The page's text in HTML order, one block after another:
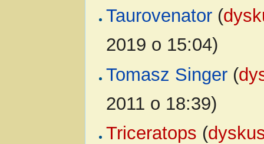
Taurovenator (
2019 o 15:04)
Tomasz Singer (
2011 o 18:39)
Triceratops (